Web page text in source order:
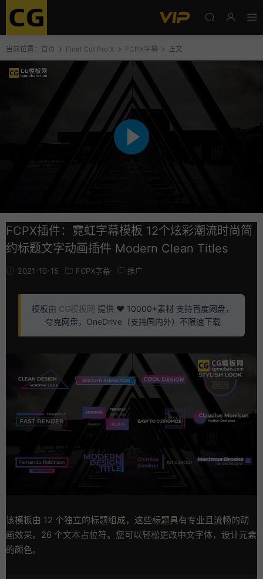
当前位置： 首页 Final Cut Pro X FCPX字幕 正文
FCPX插件：霓虹字幕模板 12个炫彩潮流时尚简
约标题文字动画插件 Modern Clean Titles
2021-10-15 FCPX字幕 推广
模板由 CG模板网 提供 ❤️ 10000+素材 支持百度网盘，
夸克网盘，OneDrive（支持国内外）不限速下载
该模板由 12 个独立的标题组成，这些标题具有专业且流畅的动
画效果。26 个文本占位符。您可以轻松更改中文字体，设计元素
的颜色。